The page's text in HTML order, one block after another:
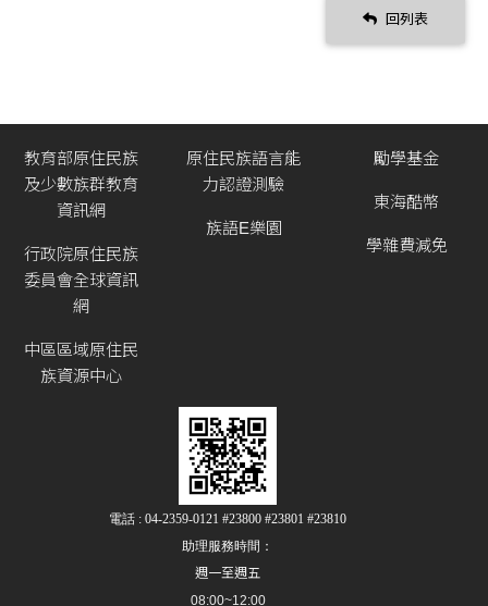
回列表
教育部原住民族
及少數族群教育
資訊網
行政院原住民族
委員會全球資訊
網
中區區域原住民
族資源中心
原住民族語言能
力認證測驗
族語E樂園
勵學基金
東海酷幣
學雜費減免
電話 : 04-2359-0121 #23800 #23801 #23810
助理服務時間：
週一至週五
08:00~12:00